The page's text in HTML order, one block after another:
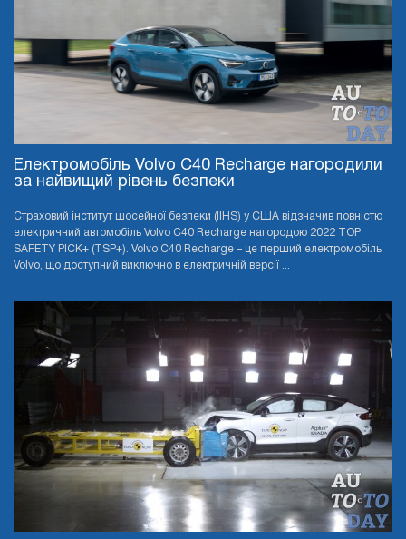
Електромобіль Volvo C40 Recharge нагородили
за найвищий рівень безпеки
Страховий інститут шосейної безпеки (IIHS) у США відзначив повністю
електричний автомобіль Volvo C40 Recharge нагородою 2022 TOP
SAFETY PICK+ (TSP+). Volvo C40 Recharge – це перший електромобіль
Volvo, що доступний виключно в електричній версії ...